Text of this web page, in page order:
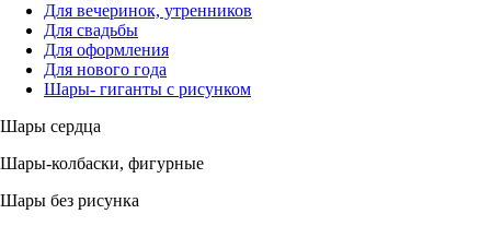
Для вечеринок, утренников
Для свадьбы
Для оформления
Для нового года
Шары- гиганты с рисунком
Шары сердца
Шары-колбаски, фигурные
Шары без рисунка